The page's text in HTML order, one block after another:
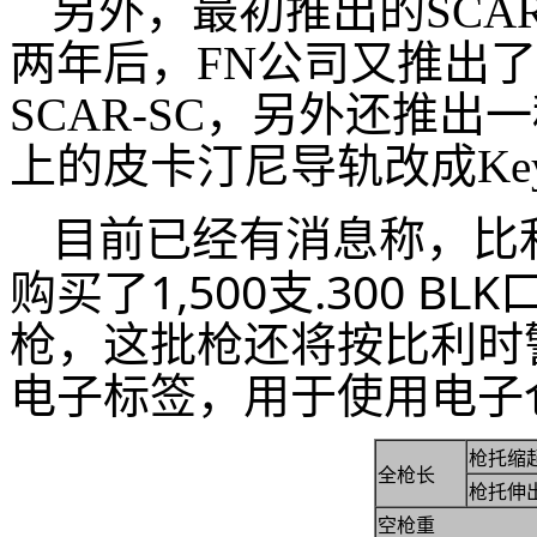
另外，最初推出的
两年后，FN公司又推出
SCAR-SC，另外还推出
上的皮卡汀尼导轨改成
目前已经有消息称， 比
购买了1,500支.300 BLK
枪，这批枪还将按比利
电子标签，用于使用电
全枪长
枪托缩
枪托伸
空枪重